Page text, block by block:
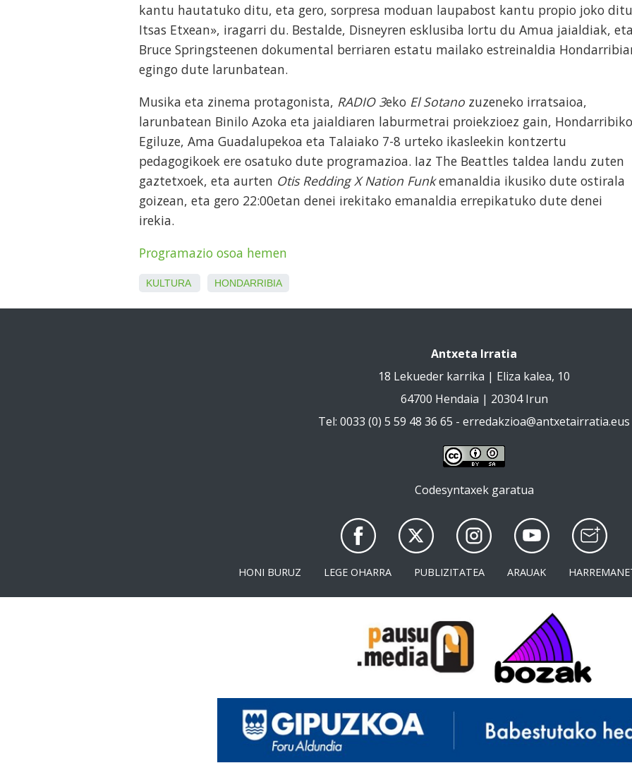
kantu hautatuko ditu, eta gero, sorpresa moduan laupabost kantu propio joko ditu
Itsas Etxean», iragarri du. Bestalde, Disneyren esklusiba lortu du Amua jaialdiak,
Bruce Springsteenen dokumental berriaren estatu mailako estreinaldia
egingo dute larunbatean.
Musika eta zinema protagonista, RADIO 3eko El Sotano zuzeneko irratsaioa,
larunbatean Binilo Azoka eta jaialdiaren laburmetrai proiekzioez gain, Hondarribiko
Egiluze, Ama Guadalupekoa eta Talaiako 7-8 urteko ikasleekin kontzertu
pedagogikoek ere osatuko dute programazioa. Iaz The Beattles taldea landu zuten
gaztetxoek, eta aurten Otis Redding X Nation Funkemanaldia ikusiko dute ostirala
goizean, eta gero 22:00etan denei irekitako emanaldia errepikatuko dute denei
irekia.
Programazio osoa hemen
KULTURA HONDARRIBIA
Antxeta Irratia
18 Lekueder karrika | Eliza kalea, 10
64700 Hendaia | 20304 Irun
Tel: 0033 (0) 5 59 48 36 65 - erredakzioa@antxetairratia.eus
Codesyntaxek garatua
HONI BURUZ LEGE OHARRA PUBLIZITATEA ARAUAK